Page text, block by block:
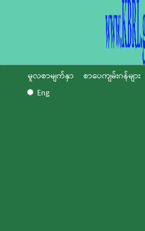
မူလစာမျက်နှာ စာပေကျမ်းဂန်များ
Eng